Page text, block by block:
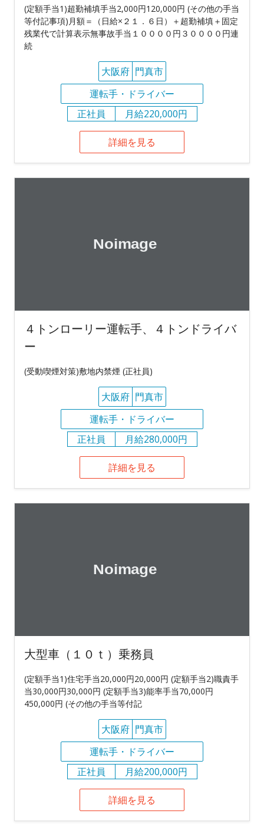
(定額手当1)超勤補填手当2,000円120,000円 (その他の手当
等付記事項)月額＝（日給×２１．６日）＋超勤補填＋固定
残業代で計算表示無事故手当１００００円３００００円連
続
大阪府 門真市
運転手・ドライバー
正社員
月給220,000円
詳細を見る
４トンローリー運転手、４トンドライバ
ー
(受動喫煙対策)敷地内禁煙 (正社員)
大阪府 門真市
運転手・ドライバー
正社員
月給280,000円
詳細を見る
大型車（１０ｔ）乗務員
(定額手当1)住宅手当20,000円20,000円 (定額手当2)職責手
当30,000円30,000円 (定額手当3)能率手当70,000円
450,000円 (その他の手当等付記
大阪府 門真市
運転手・ドライバー
正社員
月給200,000円
詳細を見る